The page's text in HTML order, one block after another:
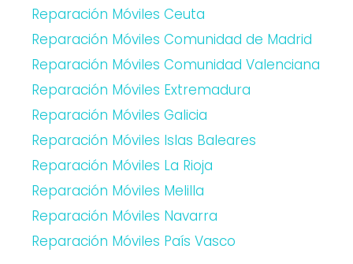
Reparación Móviles Ceuta
Reparación Móviles Comunidad de Madrid
Reparación Móviles Comunidad Valenciana
Reparación Móviles Extremadura
Reparación Móviles Galicia
Reparación Móviles Islas Baleares
Reparación Móviles La Rioja
Reparación Móviles Melilla
Reparación Móviles Navarra
Reparación Móviles País Vasco